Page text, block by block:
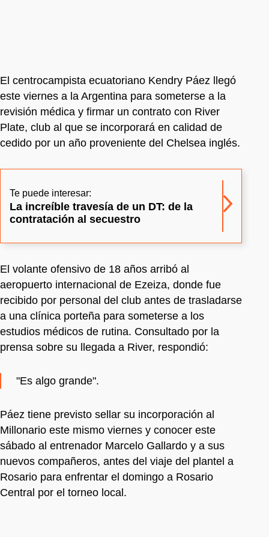
El centrocampista ecuatoriano Kendry Páez llegó
este viernes a la Argentina para someterse a la
revisión médica y firmar un contrato con River
Plate, club al que se incorporará en calidad de
cedido por un año proveniente del Chelsea inglés.
Te puede interesar:
La increíble travesía de un DT: de la
contratación al secuestro
El volante ofensivo de 18 años arribó al
aeropuerto internacional de Ezeiza, donde fue
recibido por personal del club antes de trasladarse
a una clínica porteña para someterse a los
estudios médicos de rutina. Consultado por la
prensa sobre su llegada a River, respondió:
"Es algo grande".
Páez tiene previsto sellar su incorporación al
Millonario este mismo viernes y conocer este
sábado al entrenador Marcelo Gallardo y a sus
nuevos compañeros, antes del viaje del plantel a
Rosario para enfrentar el domingo a Rosario
Central por el torneo local.